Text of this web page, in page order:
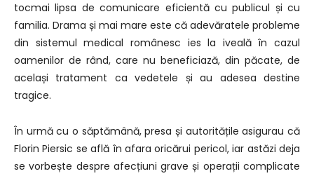
tocmai lipsa de comunicare eficientă cu publicul și cu
familia. Drama și mai mare este că adevăratele probleme
din sistemul medical românesc ies la iveală în cazul
oamenilor de rând, care nu beneficiază, din păcate, de
același tratament ca vedetele și au adesea destine
tragice.
În urmă cu o săptămână, presa și autoritățile asigurau că
Florin Piersic se află în afara oricărui pericol, iar astăzi deja
se vorbește despre afecțiuni grave și operații complicate